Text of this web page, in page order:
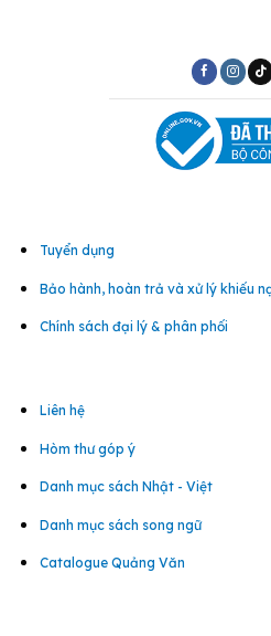
Tuyển dụng
Bảo hành, hoàn trả và xử lý khiếu
Chính sách đại lý & phân phối
Liên hệ
Hòm thư góp ý
Danh mục sách Nhật - Việt
Danh mục sách song ngữ
Catalogue Quảng Văn